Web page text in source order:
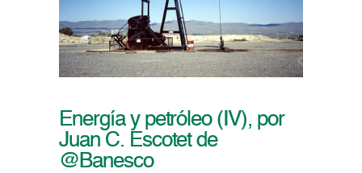
Energía y petróleo (IV), por
Juan C. Escotet de
@Banesco